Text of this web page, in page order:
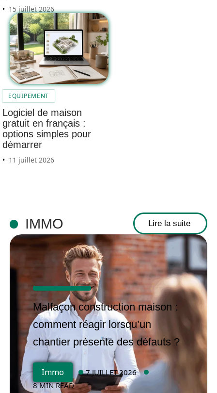
15 juillet 2026
EQUIPEMENT
Logiciel de maison
gratuit en français :
options simples pour
démarrer
11 juillet 2026
IMMO Lire la suite
Malfaçon construction maison :
comment réagir lorsqu’un
chantier présente des défauts ?
Immo
7 JUILLET 2026
8 MIN READ